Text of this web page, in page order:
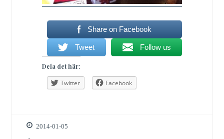
Share on Facebook
Tweet Follow us
Dela det här:
Twitter Facebook
2014-01-05